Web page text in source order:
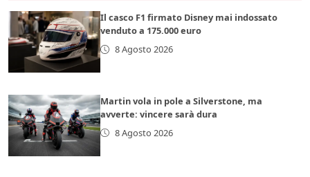
Il casco F1 firmato Disney mai indossato
venduto a 175.000 euro
8 Agosto 2026
Martin vola in pole a Silverstone, ma
avverte: vincere sarà dura
8 Agosto 2026